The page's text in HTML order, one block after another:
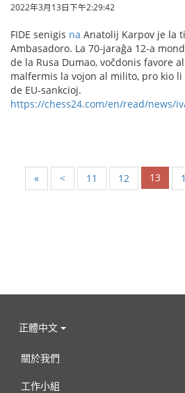
2022年3月13日下午2:29:42
FIDE senigis na Anatolij Karpov je la
Ambasadoro. La 70-jaraĝa 12-a
de la Rusa Dumao, voĉdonis favore
malfermis la vojon al milito, pro kio
de EU-sankcioj.
https://chess24.com/en/read/news/
« < 11 12 13
正體中文
關於我們
工作小組